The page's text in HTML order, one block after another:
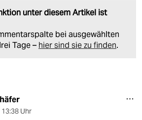
unter diesem Artikel ist
bei ausgewählten
Tage – hier sind sie zu finden.
13:38 Uhr